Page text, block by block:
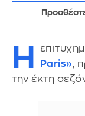
Η
Paris»,
την έκτη